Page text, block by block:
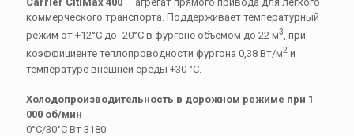
коммерческого транспорта. Поддерживает температурный
режим от +12°С до -20°С в фургоне объемом до 22 м3, при
коэффициенте теплопроводности фургона 0,38 Вт/м2 и
температуре внешней среды +30 °С.
Холодопроизводительность в дорожном режиме при 1
000 об/мин
0°С/30°C Вт 3180